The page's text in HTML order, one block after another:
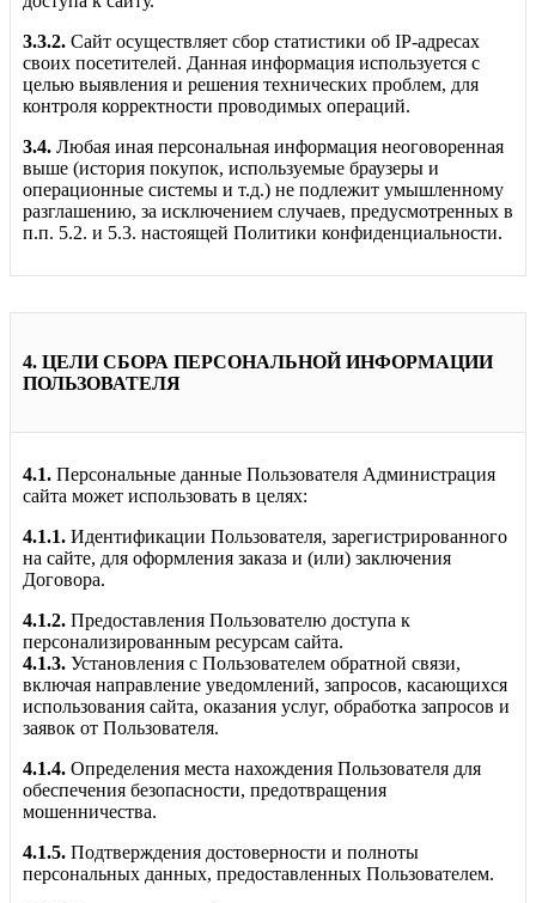
3.3.2. Сайт осуществляет сбор статистики об IP-адресах
своих посетителей. Данная информация используется с
целью выявления и решения технических проблем, для
контроля корректности проводимых операций.
3.4. Любая иная персональная информация неоговоренная
выше (история покупок, используемые браузеры и
операционные системы и т.д.) не подлежит умышленному
разглашению, за исключением случаев, предусмотренных в
п.п. 5.2. и 5.3. настоящей Политики конфиденциальности.
4. ЦЕЛИ СБОРА ПЕРСОНАЛЬНОЙ ИНФОРМАЦИИ
ПОЛЬЗОВАТЕЛЯ
4.1. Персональные данные Пользователя Администрация
сайта может использовать в целях:
4.1.1. Идентификации Пользователя, зарегистрированного
на сайте, для оформления заказа и (или) заключения
Договора.
4.1.2. Предоставления Пользователю доступа к
персонализированным ресурсам сайта.
4.1.3. Установления с Пользователем обратной связи,
включая направление уведомлений, запросов, касающихся
использования сайта, оказания услуг, обработка запросов и
заявок от Пользователя.
4.1.4. Определения места нахождения Пользователя для
обеспечения безопасности, предотвращения
мошенничества.
4.1.5. Подтверждения достоверности и полноты
персональных данных, предоставленных Пользователем.